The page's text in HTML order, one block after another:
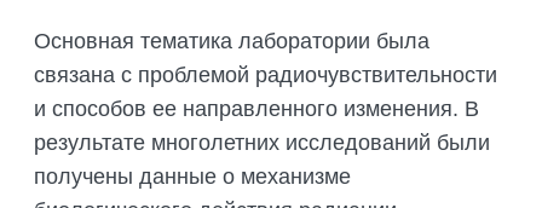
Основная тематика лаборатории была
связана с проблемой радиочувствительности
и способов ее направленного изменения. В
результате многолетних исследований были
получены данные о механизме